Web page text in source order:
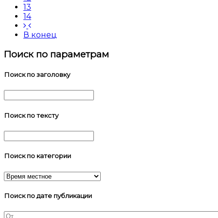
13
14
В конец
Поиск по параметрам
Поиск по заголовку
Поиск по тексту
Поиск по категории
Поиск по дате публикации